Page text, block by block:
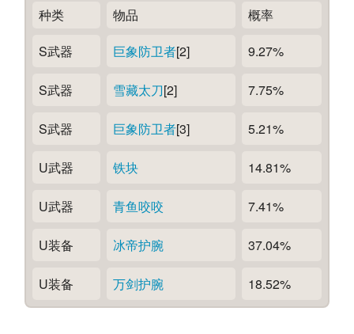
种类 物品
概率
S武器
巨象防卫者[2] 9.27%
S武器 雪藏太刀[2] 7.75%
S武器 巨象防卫者[3] 5.21%
U武器 铁块 14.81%
U武器 青鱼咬咬 7.41%
U装备 冰帝护腕 37.04%
U装备 万剑护腕 18.52%